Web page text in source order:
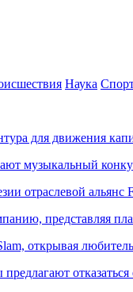
Наука
для движения
музыкальный
отраслевой
открывая